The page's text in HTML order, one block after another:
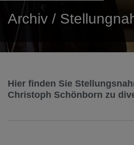
Archiv /
Hier finden Sie
Christoph Schönborn zu